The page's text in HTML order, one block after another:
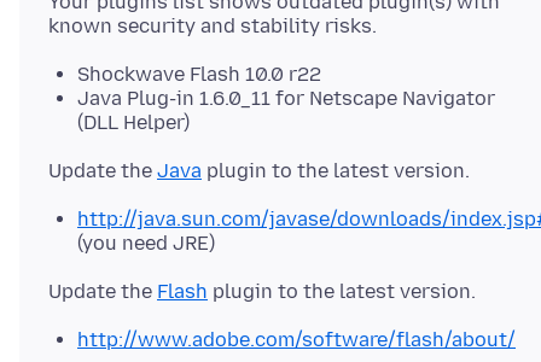
Shockwave Flash 10.0 r22
Java Plug-in 1.6.0_11 for Netscape Navigator
(DLL Helper)
Update the Java
http://java.sun.com/javase/downloads/
(you need JRE)
Update the Flash
http://www.adobe.com/software/flash/about/